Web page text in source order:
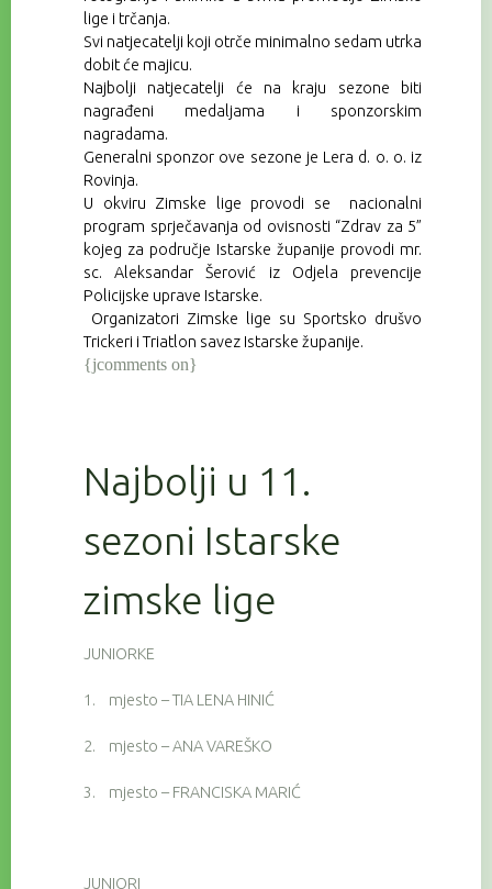
lige i trčanja.
Svi natjecatelji koji otrče minimalno sedam utrka
dobit će majicu.
Najbolji natjecatelji će na kraju sezone biti
nagrađeni medaljama i sponzorskim
nagradama.
Generalni sponzor ove sezone je Lera d. o. o. iz
Rovinja.
U okviru Zimske lige provodi se nacionalni
program sprječavanja od ovisnosti “Zdrav za 5”
kojeg za područje Istarske županije provodi mr.
sc. Aleksandar Šerović iz Odjela prevencije
Policijske uprave Istarske.
Organizatori Zimske lige su Sportsko drušvo
Trickeri i Triatlon savez Istarske županije.
{jcomments on}
Najbolji u 11.
sezoni Istarske
zimske lige
JUNIORKE
1. mjesto – TIA LENA HINIĆ
2. mjesto – ANA VAREŠKO
3. mjesto – FRANCISKA MARIĆ
JUNIORI